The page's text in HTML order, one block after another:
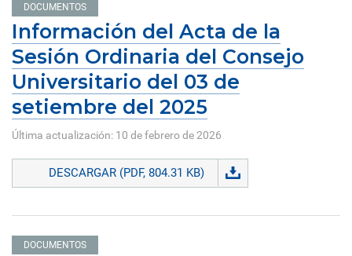
DOCUMENTOS
Información del Acta de la
Sesión Ordinaria del Consejo
Universitario del 03 de
setiembre del 2025
Última actualización: 10 de febrero de 2026
DESCARGAR (PDF, 804.31 KB)
DOCUMENTOS